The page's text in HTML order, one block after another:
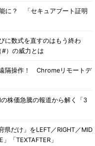
に？ 「セキュアブート証明
に数式を直すのはもう終わ
#）の威力とは
隔操作！ Chromeリモートデ
株価急騰の報道から解く「3
県だけ」をLEFT／RIGHT／MID
「TEXTAFTER」